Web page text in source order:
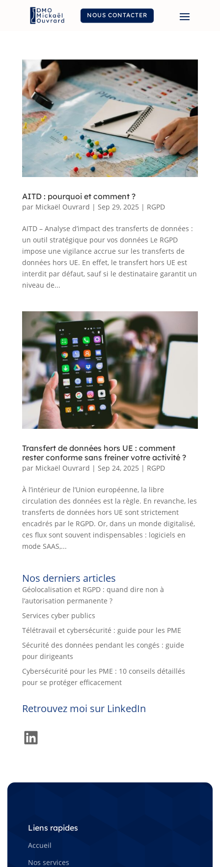
NOUS CONTACTER
AITD : pourquoi et comment ?
par Mickaël Ouvrard | Sep 29, 2025 | RGPD
AITD – Analyse d’impact des transferts de données :
un outil stratégique pour vos données Le RGPD
impose une vigilance accrue sur les transferts de
données hors UE. En effet, le transfert hors UE est
interdit par défaut, sauf si le destinataire garantit un
niveau de...
Transfert de données hors UE : comment
rester conforme sans freiner votre activité ?
par Mickaël Ouvrard | Sep 24, 2025 | RGPD
À l’intérieur de l’Union européenne, la libre
circulation des données est la règle. En revanche, les
transferts de données hors UE sont strictement
encadrés par le RGPD. Or, dans un monde digitalisé,
ces flux sont souvent indispensables : logiciels en
mode SAAS,...
Nos derniers articles
Géolocalisation et RGPD : quand dire non à
l’autorisation permanente ?
Services cyber publics
Télétravail et cybersécurité : guide pour les PME
Sécurité des données pendant les congés : guide
pour dirigeants
Cybersécurité pour les PME : 10 conseils détaillés
pour se protéger efficacement
Retrouvez moi sur LinkedIn
LinkedIn
Liens rapides
Accueil
Nos services